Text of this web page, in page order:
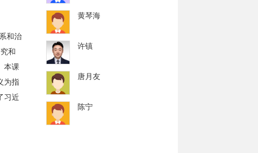
和治
和
本课
为指
习近
黄琴海
许镇
唐月友
陈宁